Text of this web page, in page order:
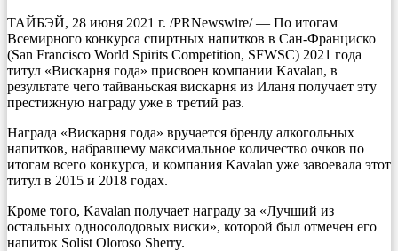
ТАЙБЭЙ, 28 июня 2021 г. /PRNewswire/ — По итогам
Всемирного конкурса спиртных напитков в Сан-Франциско
(San Francisco World Spirits Competition, SFWSC) 2021 года
титул «Вискарня года» присвоен компании Kavalan, в
результате чего тайваньская вискарня из Иланя получает эту
престижную награду уже в третий раз.
Награда «Вискарня года» вручается бренду алкогольных
напитков, набравшему максимальное количество очков по
итогам всего конкурса, и компания Kavalan уже завоевала этот
титул в 2015 и 2018 годах.
Кроме того, Kavalan получает награду за «Лучший из
остальных односолодовых виски», которой был отмечен его
напиток Solist Oloroso Sherry.